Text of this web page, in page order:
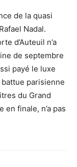
de la quasi
Nadal.
d’Auteuil n’a
de septembre
payé le luxe
parisienne
du Grand
en finale, n’a pas